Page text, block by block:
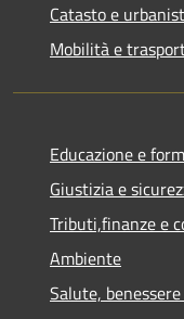
Catasto e
Mobilità e
Educazione e
Giustizia e
Tributi,finanze e
Ambiente
Salute,